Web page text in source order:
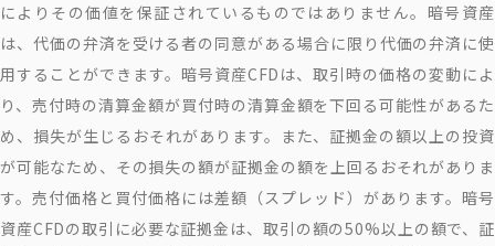
によりその価値を保証されているものではありません。暗号資産
は、代価の弁済を受ける者の同意がある場合に限り代価の弁済に使
用することができます。暗号資産CFDは、取引時の価格の変動によ
り、売付時の清算金額が買付時の清算金額を下回る可能性があるた
め、損失が生じるおそれがあります。また、証拠金の額以上の投資
が可能なため、その損失の額が証拠金の額を上回るおそれがありま
す。売付価格と買付価格には差額（スプレッド）があります。暗号
資産CFDの取引に必要な証拠金は、取引の額の50%以上の額で、証